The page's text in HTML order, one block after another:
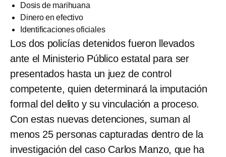
Dosis de marihuana
Dinero en efectivo
Identificaciones oficiales
Los dos policías detenidos fueron llevados
ante el Ministerio Público estatal para ser
presentados hasta un juez de control
competente, quien determinará la imputación
formal del delito y su vinculación a proceso.
Con estas nuevas detenciones, suman al
menos 25 personas capturadas dentro de la
investigación del caso Carlos Manzo, que ha